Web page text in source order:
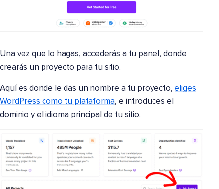
Una vez que lo hagas, accederás a tu panel, donde
crearás un proyecto para tu sitio.
Aquí es donde le das un nombre a tu proyecto, eliges
WordPress como tu plataforma, e introduces el
dominio y el idioma principal de tu sitio.